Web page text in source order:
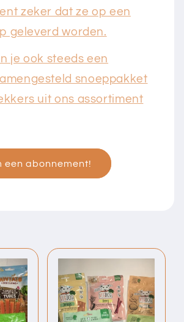
zeker dat ze op een
geleverd worden.
je ook steeds een
snoeppakket
uit ons assortiment
een abonnement!